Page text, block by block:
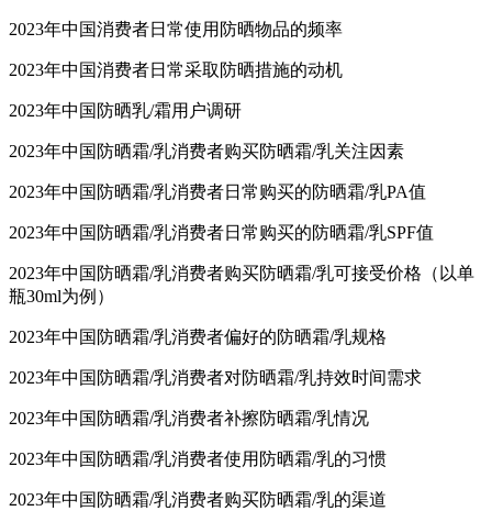
2023年中国消费者日常使用防晒物品的频率
2023年中国消费者日常采取防晒措施的动机
2023年中国防晒乳/霜用户调研
2023年中国防晒霜/乳消费者购买防晒霜/乳关注因素
2023年中国防晒霜/乳消费者日常购买的防晒霜/乳PA值
2023年中国防晒霜/乳消费者日常购买的防晒霜/乳SPF值
2023年中国防晒霜/乳消费者购买防晒霜/乳可接受价格（以单
瓶30ml为例）
2023年中国防晒霜/乳消费者偏好的防晒霜/乳规格
2023年中国防晒霜/乳消费者对防晒霜/乳持效时间需求
2023年中国防晒霜/乳消费者补擦防晒霜/乳情况
2023年中国防晒霜/乳消费者使用防晒霜/乳的习惯
2023年中国防晒霜/乳消费者购买防晒霜/乳的渠道